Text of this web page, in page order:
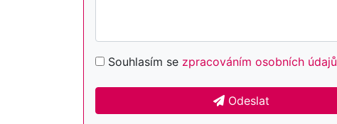
Souhlasím se zpracováním osobních údajů
Odeslat